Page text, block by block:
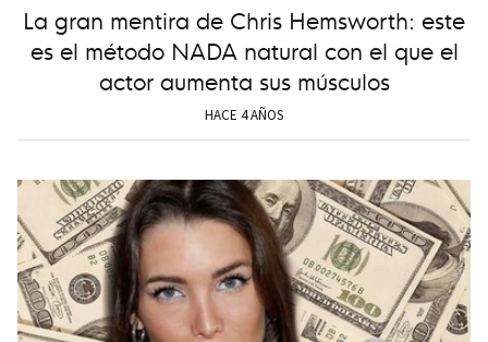
La gran mentira de Chris Hemsworth: este
es el método NADA natural con el que el
actor aumenta sus músculos
HACE 4 AÑOS